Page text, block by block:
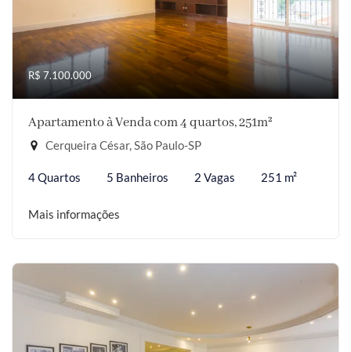
R$ 7.100.000
Apartamento à Venda com 4 quartos, 251m²
Cerqueira César, São Paulo-SP
4 Quartos 5 Banheiros 2 Vagas 251 m²
Mais informações